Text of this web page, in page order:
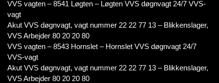
VVS vagten – 8541 Løgten – Løgten VVS døgnvagt 24/7 VVS-
vagt
Akut VVS døgnvagt, vagt nummer 22 22 77 13 – Blikkenslager,
VVS Arbejder 80 20 20 80
VVS vagten – 8543 Hornslet – Hornslet VVS døgnvagt 24/7
VVS-vagt
Akut VVS døgnvagt, vagt nummer 22 22 77 13 – Blikkenslager,
VVS Arbejder 80 20 20 80